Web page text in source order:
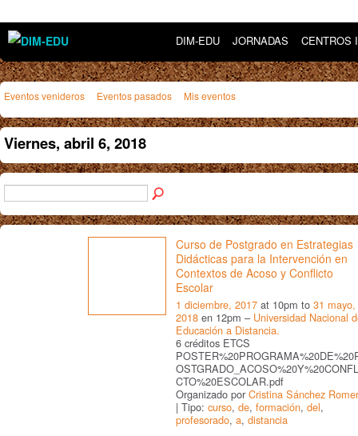
DIM-EDU JORNADAS CENTROS
Eventos venideros Eventos pasados Mis eventos
Viernes, abril 6, 2018
Curso de Postgrado en Estrategias
Didácticas para la Intervención en
Contextos de Acoso y Conflicto
Escolar
1 diciembre, 2017 at 10pm to 31 mayo,
2018 en 12pm – Universidad Nacional
Educación a Distancia.
6 créditos ETCS
CTO%20ESCOLAR.pdf
Organizado por Cristina Sánchez
| Tipo: curso, de, formación, del,
profesorado, a, distancia